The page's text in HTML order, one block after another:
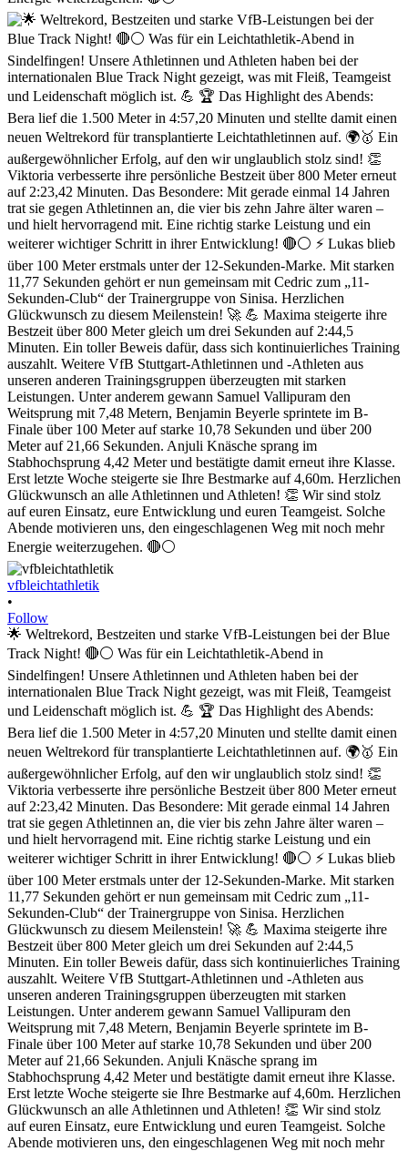
vfbleichtathletik
•
Follow
🌟 Weltrekord, Bestzeiten und starke VfB-Leistungen bei der Blue
Track Night! 🔴⚪ Was für ein Leichtathletik-Abend in
Sindelfingen! Unsere Athletinnen und Athleten haben bei der
internationalen Blue Track Night gezeigt, was mit Fleiß, Teamgeist
und Leidenschaft möglich ist. 💪 🏆 Das Highlight des Abends:
Bera lief die 1.500 Meter in 4:57,20 Minuten und stellte damit einen
neuen Weltrekord für transplantierte Leichtathletinnen auf. 🌍🥇 Ein
außergewöhnlicher Erfolg, auf den wir unglaublich stolz sind! 👏
Viktoria verbesserte ihre persönliche Bestzeit über 800 Meter erneut
auf 2:23,42 Minuten. Das Besondere: Mit gerade einmal 14 Jahren
trat sie gegen Athletinnen an, die vier bis zehn Jahre älter waren –
und hielt hervorragend mit. Eine richtig starke Leistung und ein
weiterer wichtiger Schritt in ihrer Entwicklung! 🔴⚪ ⚡ Lukas blieb
über 100 Meter erstmals unter der 12-Sekunden-Marke. Mit starken
11,77 Sekunden gehört er nun gemeinsam mit Cedric zum „11-
Sekunden-Club“ der Trainergruppe von Sinisa. Herzlichen
Glückwunsch zu diesem Meilenstein! 🚀 💪 Maxima steigerte ihre
Bestzeit über 800 Meter gleich um drei Sekunden auf 2:44,5
Minuten. Ein toller Beweis dafür, dass sich kontinuierliches Training
auszahlt. Weitere VfB Stuttgart-Athletinnen und -Athleten aus
unseren anderen Trainingsgruppen überzeugten mit starken
Leistungen. Unter anderem gewann Samuel Vallipuram den
Weitsprung mit 7,48 Metern, Benjamin Beyerle sprintete im B-
Finale über 100 Meter auf starke 10,78 Sekunden und über 200
Meter auf 21,66 Sekunden. Anjuli Knäsche sprang im
Stabhochsprung 4,42 Meter und bestätigte damit erneut ihre Klasse.
Erst letzte Woche steigerte sie Ihre Bestmarke auf 4,60m. Herzlichen
Glückwunsch an alle Athletinnen und Athleten! 👏 Wir sind stolz
auf euren Einsatz, eure Entwicklung und euren Teamgeist. Solche
Abende motivieren uns, den eingeschlagenen Weg mit noch mehr